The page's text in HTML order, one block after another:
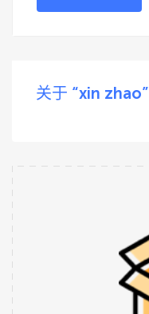
关于 “xin zhao”